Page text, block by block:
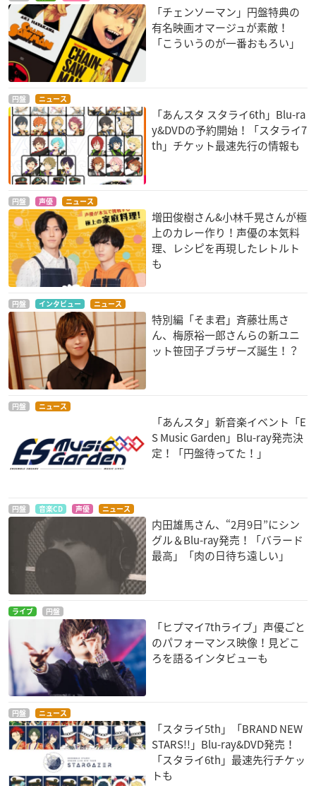
「チェンソーマン」円盤特典の
有名映画オマージュが素敵！
「こういうのが一番おもろい」
円盤 ニュース
「あんスタ スタライ6th」Blu-ra
y&DVDの予約開始！「スタライ7
th」チケット最速先行の情報も
円盤 声優 ニュース
増田俊樹さん&小林千晃さんが極
上のカレー作り！声優の本気料
理、レシピを再現したレトルト
も
円盤 インタビュー ニュース
特別編「そま君」斉藤壮馬さ
ん、梅原裕一郎さんらの新ユニ
ット笹団子ブラザーズ誕生！？
円盤 ニュース
「あんスタ」新音楽イベント「E
S Music Garden」Blu-ray発売決
定！「円盤待ってた！」
円盤 音楽CD 声優 ニュース
内田雄馬さん、“2月9日”にシン
グル＆Blu-ray発売！「バラード
最高」「肉の日待ち遠しい」
ライブ 円盤
「ヒプマイ7thライブ」声優ごと
のパフォーマンス映像！見どこ
ろを語るインタビューも
円盤 ニュース
「スタライ5th」「BRAND NEW
STARS!!」Blu-ray&DVD発売！
「スタライ6th」最速先行チケッ
トも